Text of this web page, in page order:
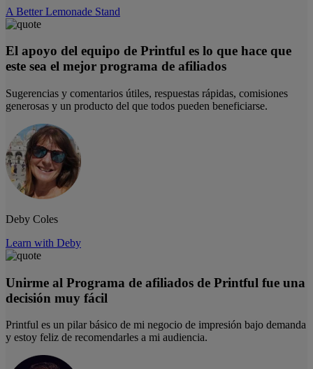
A Better Lemonade Stand
El apoyo del equipo de Printful es lo que hace que
este sea el mejor programa de afiliados
Sugerencias y comentarios útiles, respuestas rápidas, comisiones
generosas y un producto del que todos pueden beneficiarse.
Deby Coles
Learn with Deby
Unirme al Programa de afiliados de Printful fue una
decisión muy fácil
Printful es un pilar básico de mi negocio de impresión bajo demanda
y estoy feliz de recomendarles a mi audiencia.